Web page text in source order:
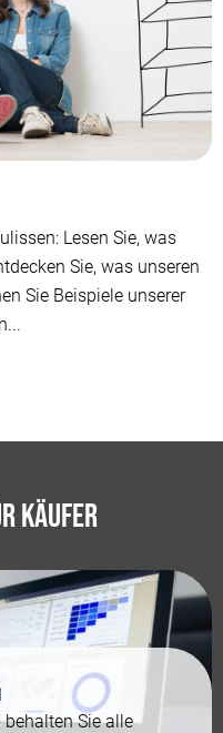
Lesen Sie, was
Sie, was unseren
Sie Beispiele unserer
Käufer
Sie alle